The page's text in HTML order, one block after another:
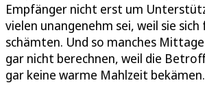
Empfänger nicht erst um
vielen unangenehm sei, weil sie
schämten. Und so manches
gar nicht berechnen, weil die
gar keine warme Mahlzeit bekämen.